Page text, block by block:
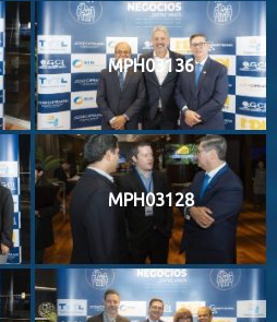
MPH03136
MPH03128